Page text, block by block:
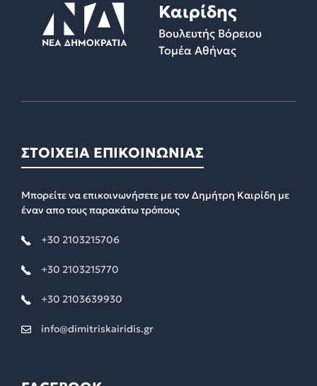
Καιρίδης
Βουλευτής Βόρειου
Τομέα Αθήνας
ΣΤΟΙΧΕΙΑ ΕΠΙΚΟΙΝΩΝΙΑΣ
Μπορείτε να επικοινωνήσετε με τον Δημήτρη Καιρίδη με
έναν απο τους παρακάτω τρόπους
+30 2103215706
+30 2103215770
+30 2103639930
info@dimitriskairidis.gr